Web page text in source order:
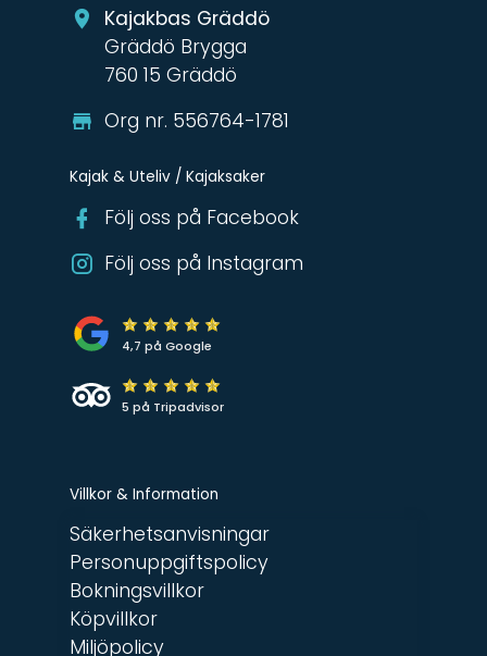
Kajakbas Gräddö
Gräddö Brygga
760 15 Gräddö
Org nr. 556764-1781
Kajak & Uteliv / Kajaksaker
Följ oss på Facebook
Följ oss på Instagram
4,7 på Google
5 på Tripadvisor
Villkor & Information
Säkerhetsanvisningar
Personuppgiftspolicy
Bokningsvillkor
Köpvillkor
Miljöpolicy